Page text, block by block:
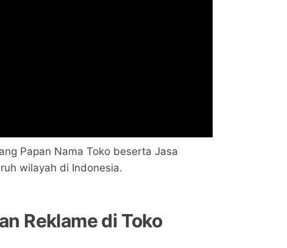
Papan Nama Toko beserta Jasa
wilayah di Indonesia.
Reklame di Toko